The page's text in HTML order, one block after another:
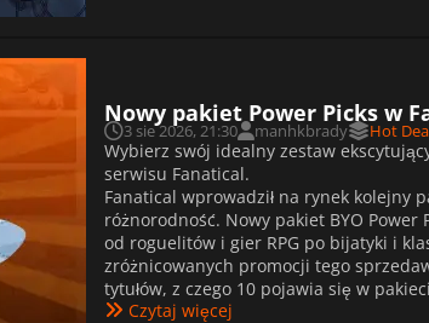
Nowy pakiet Power Picks w
3 sie 2026, 21:30 manhkbrady Hot
Wybierz swój idealny zestaw
serwisu Fanatical.
Fanatical wprowadził na rynek kolejny
różnorodność. Nowy pakiet BYO
od roguelitów i gier RPG po bijatyki i
zróżnicowanych promocji tego
tytułów, z czego 10 pojawia się w
Czytaj więcej